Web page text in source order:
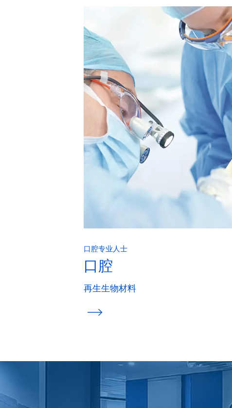
口腔专业人士
口腔
再生生物材料